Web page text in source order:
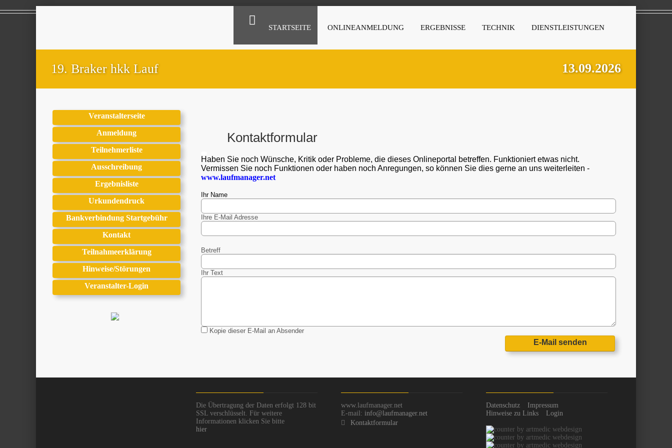
STARTSEITE ONLINEANMELDUNG ERGEBNISSE TECHNIK DIENSTLEISTUNGEN
19. Braker hkk Lauf 13.09.2026
Veranstalterseite
Anmeldung
Teilnehmerliste
Ausschreibung
Ergebnisliste
Urkundendruck
Bankverbindung Startgebühr
Kontakt
Teilnahmeerklärung
Hinweise/Störungen
Veranstalter-Login
Kontaktformular
Haben Sie noch Wünsche, Kritik oder Probleme, die dieses Onlineportal betreffen. Funktioniert etwas nicht.
Vermissen Sie noch Funktionen oder haben noch Anregungen, so können Sie dies gerne an uns weiterleiten -
www.laufmanager.net
Ihr Name
Ihre E-Mail Adresse
Betreff
Ihr Text
Kopie dieser E-Mail an Absender
E-Mail senden
Die Übertragung der Daten erfolgt 128 bit
SSL verschlüsselt. Für weitere
Informationen klicken Sie bitte
hier
www.laufmanager.net
E-mail: info@laufmanager.net
Kontaktformular
Datenschutz
Impressum
Hinweise zu Links
Login